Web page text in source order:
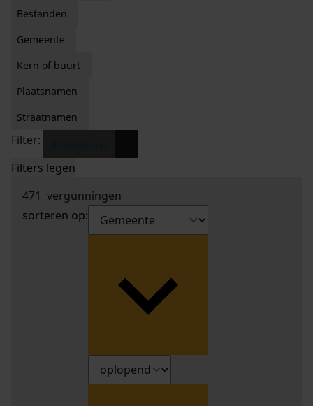
Bestanden
Gemeente
Kern of buurt
Plaatsnamen
Straatnamen
Filter:
Filters legen
471 vergunningen
sorteren op: